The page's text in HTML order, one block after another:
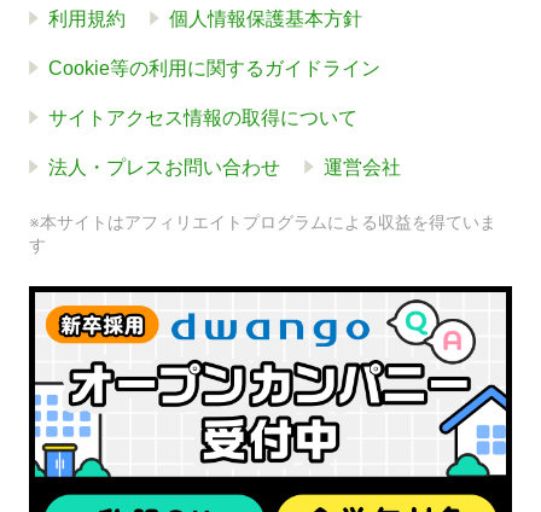
利用規約 個人情報保護基本方針
Cookie等の利用に関するガイドライン
サイトアクセス情報の取得について
法人・プレスお問い合わせ 運営会社
※本サイトはアフィリエイトプログラムによる収益を得ていま
す